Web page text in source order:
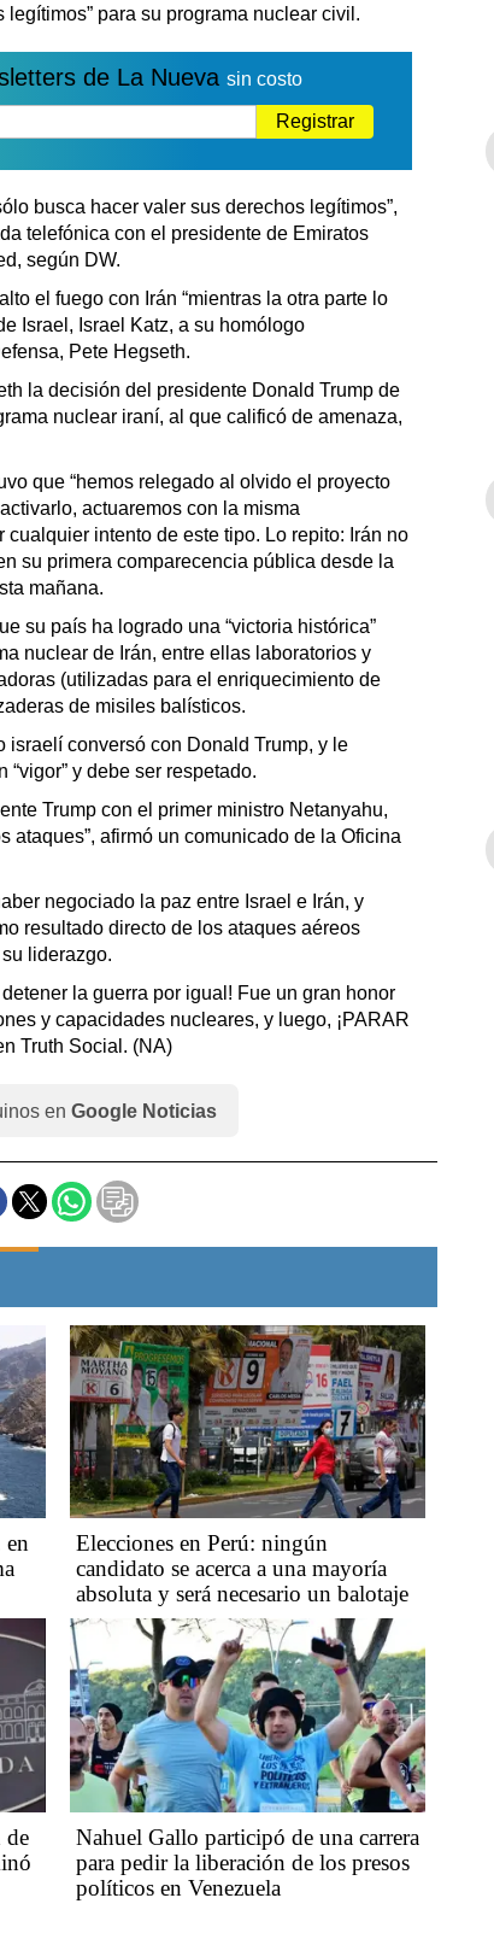
para su programa nuclear civil.
de La Nueva sin costo
Registrar
busca hacer valer sus derechos legítimos”,
telefónica con el presidente de Emiratos
según DW.
el fuego con Irán “mientras la otra parte lo
Israel, Israel Katz, a su homólogo
Pete Hegseth.
la decisión del presidente Donald Trump de
nuclear iraní, al que calificó de amenaza,
que “hemos relegado al olvido el proyecto
actuaremos con la misma
intento de este tipo. Lo repito: Irán no
su primera comparecencia pública desde la
mañana.
su país ha logrado una “victoria histórica”
nuclear de Irán, entre ellas laboratorios y
(utilizadas para el enriquecimiento de
de misiles balísticos.
israelí conversó con Donald Trump, y le
y debe ser respetado.
Trump con el primer ministro Netanyahu,
ataques”, afirmó un comunicado de la Oficina
negociado la paz entre Israel e Irán, y
resultado directo de los ataques aéreos
liderazgo.
la guerra por igual! Fue un gran honor
y capacidades nucleares, y luego, ¡PARAR
Truth Social. (NA)
en Google Noticias
en
Elecciones en Perú: ningún
candidato se acerca a una mayoría
absoluta y será necesario un balotaje
de
Nahuel Gallo participó de una carrera
para pedir la liberación de los presos
políticos en Venezuela